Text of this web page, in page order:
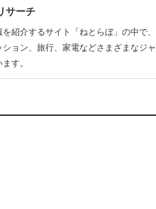
サーチ
紹介するサイト「ねとらぼ」の中で
ション、旅行、家電などさまざまなジ
す。